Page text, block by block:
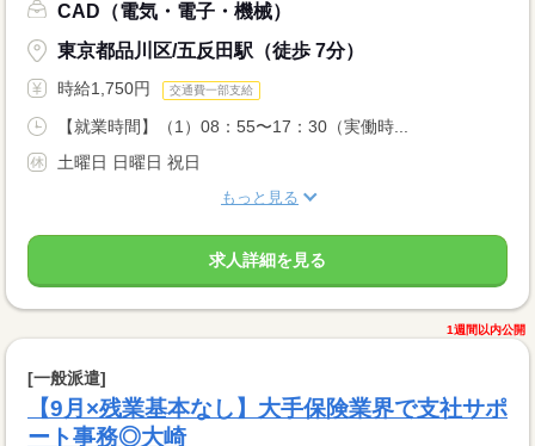
CAD（電気・電子・機械）
東京都品川区/五反田駅（徒歩 7分）
時給1,750円 交通費一部支給
【就業時間】（1）08：55〜17：30（実働時...
土曜日 日曜日 祝日
もっと見る
求人詳細を見る
1週間以内公開
[一般派遣]
【9月×残業基本なし】大手保険業界で支社サポ
ート事務◎大崎